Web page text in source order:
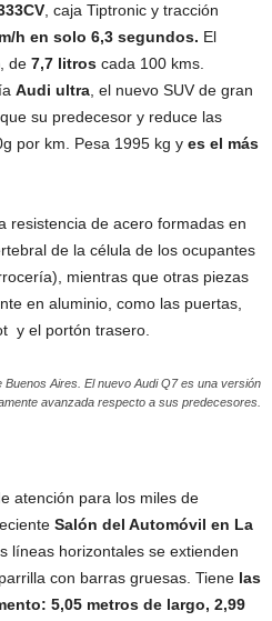
, caja Tiptronic y tracción
h en solo 6,3 segundos. El
de 7,7 litros cada 100 kms.
Audi ultra , el nuevo SUV de gran
su predecesor y reduce las
por km. Pesa 1995 kg y es el más
resistencia de acero formadas en
de la célula de los ocupantes
mientras que otras piezas
en aluminio, como las puertas,
y el portón trasero.
Buenos Aires. El nuevo Audi Q7 es una versión
avanzada respecto a sus predecesores.
atención para los miles de
Salón del Automóvil en La
líneas horizontales se extienden
con barras gruesas. Tiene las
5,05 metros de largo, 2,99